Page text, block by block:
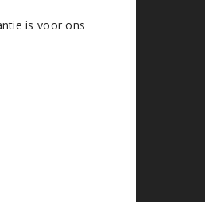
is voor ons